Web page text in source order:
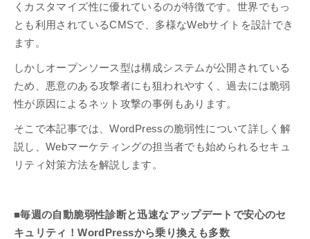
くカスタマイズ性に優れているのが特徴です。世界でもっ
とも利用されているCMSで、多様なWebサイトを設計でき
ます。
しかしオープンソース型は構成システムが公開されている
ため、悪意のある攻撃者にも狙われやすく、過去には脆弱
性が原因によるネット攻撃の事例もあります。
そこで本記事では、WordPressの脆弱性について詳しく解
説し、Webマーケティングの担当者でも始められるセキュ
リティ対策方法を解説します。
■毎週の自動脆弱性診断と迅速なアップデートで安心のセ
キュリティ！WordPressから乗り換えも多数